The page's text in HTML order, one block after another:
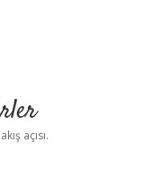
açısı.